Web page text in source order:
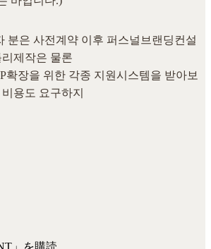
분은 사전계약 이후 퍼스널브랜딩컨설
제작은 물론
확장을 위한 각종 지원시스템을 받아보
용도 요구하지